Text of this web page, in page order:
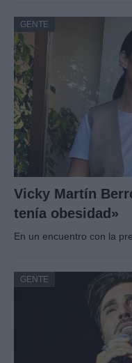
GENTE
Vicky Martín
tenía obesidad»
En un encuentro con la
GENTE